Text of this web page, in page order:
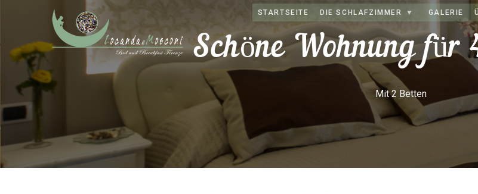
STARTSEITE DIE SCHLAFZIMMER GALERIE
Schöne Wohnung für
Mit 2 Betten